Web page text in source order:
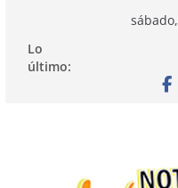
contenido
Lo
último: